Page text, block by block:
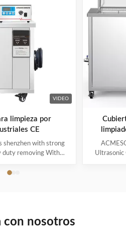
VIDEO
limpieza por
CE
shenzhen with strong
duty removing With
parts cleaning,
engine parts,
Ultrasonic
con nosotros